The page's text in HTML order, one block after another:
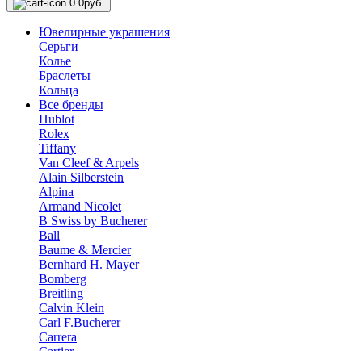
0 0руб.
Ювелирные украшения
Серьги
Колье
Браслеты
Кольца
Все бренды
Hublot
Rolex
Tiffany
Van Cleef & Arpels
Alain Silberstein
Alpina
Armand Nicolet
B Swiss by Bucherer
Ball
Baume & Mercier
Bernhard H. Mayer
Bomberg
Breitling
Calvin Klein
Carl F.Bucherer
Carrera